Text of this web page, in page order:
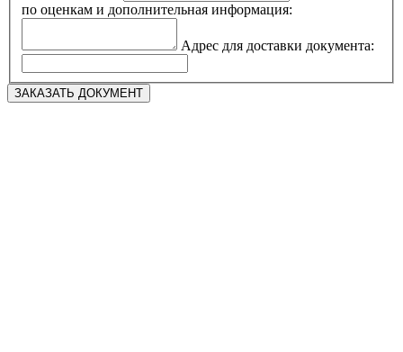
по оценкам и дополнительная информация:
Адрес для доставки документа: